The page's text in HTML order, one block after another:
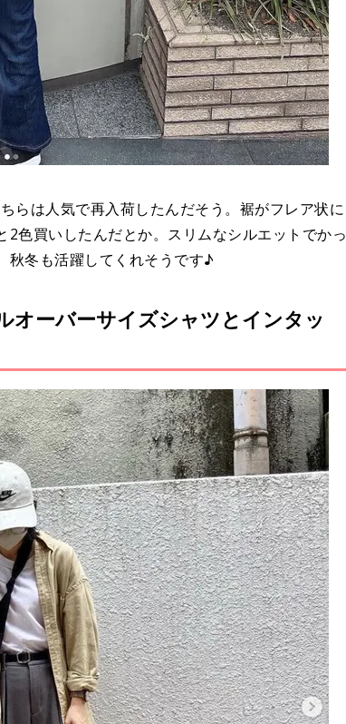
らは人気で再入荷したんだそう。裾がフレア状に
色買いしたんだとか。スリムなシルエットでかっ
秋冬も活躍してくれそうです♪
オーバーサイズシャツとインタッ